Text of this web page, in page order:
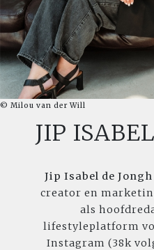
© Milou van der Will
JIP
Jip Isabel de Jongh
creator en
als
lifestyleplatform
Instagram (38k